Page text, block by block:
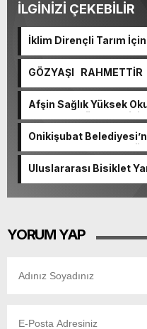
İLGİNİZİ ÇEKEBİLİR
İklim Dirençli Tarım
GÖZYAŞI RAHMETTİR
Afşin Sağlık Yüksek
Okulunda görev
Onikişubat
başvurularında son
Uluslararası Bisiklet
YORUM YAP